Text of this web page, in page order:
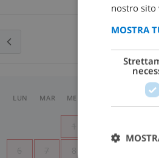
LUN MAR MER SAB
1
6 7 8
nostro sito
MOSTRA